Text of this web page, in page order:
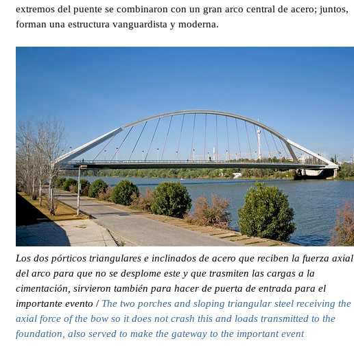
extremos del puente se combinaron con un gran arco central de acero; juntos,
forman una estructura vanguardista y moderna.
Los dos pórticos triangulares e inclinados de acero que reciben la fuerza axial
del arco para que no se desplome este y que trasmiten las cargas a la
cimentación, sirvieron también para hacer de puerta de entrada para el
importante evento / The two porches and sloping triangular steel receiving the
axial force of the bow so it does not crash this and loads transmitted to the
foundation, also served to make the gateway to the important event